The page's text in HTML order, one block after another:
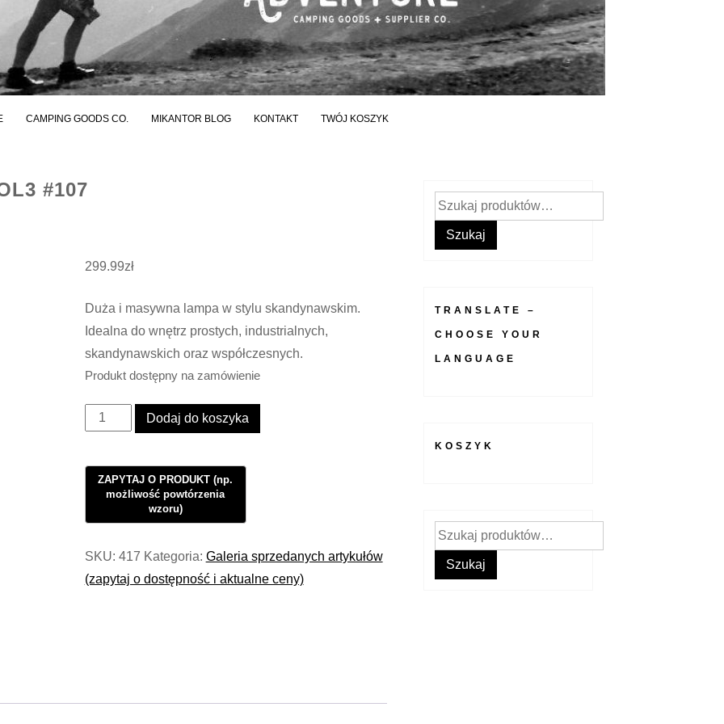
CAMPING GOODS CO. MIKANTOR BLOG KONTAKT TWÓJ KOSZYK
#107
299.99zł
Duża i masywna lampa w stylu skandynawskim.
Idealna do wnętrz prostych, industrialnych,
skandynawskich oraz współczesnych.
Produkt dostępny na zamówienie
ilość
Loft
#107
Dodaj do koszyka
SKU: 417 Kategoria: Galeria sprzedanych artykułów
(zapytaj o dostępność i aktualne ceny)
Szukaj:
Szukaj
TRANSLATE –
CHOOSE YOUR
LANGUAGE
KOSZYK
Szukaj:
Szukaj